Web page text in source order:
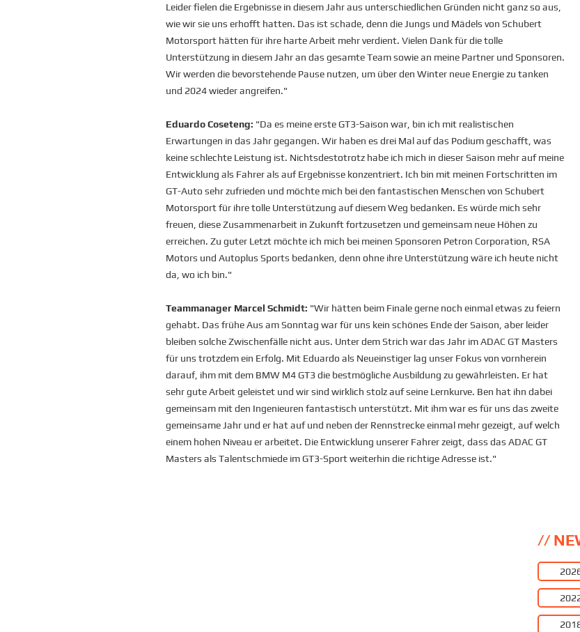
Leider fielen die Ergebnisse in diesem Jahr aus unterschiedlichen Gründen nicht ganz so aus,
wie wir sie uns erhofft hatten. Das ist schade, denn die Jungs und Mädels von Schubert
Motorsport hätten für ihre harte Arbeit mehr verdient. Vielen Dank für die tolle
Unterstützung in diesem Jahr an das gesamte Team sowie an meine Partner und Sponsoren.
Wir werden die bevorstehende Pause nutzen, um über den Winter neue Energie zu tanken
und 2024 wieder angreifen."
Eduardo Coseteng: "Da es meine erste GT3-Saison war, bin ich mit realistischen
Erwartungen in das Jahr gegangen. Wir haben es drei Mal auf das Podium geschafft, was
keine schlechte Leistung ist. Nichtsdestotrotz habe ich mich in dieser Saison mehr auf meine
Entwicklung als Fahrer als auf Ergebnisse konzentriert. Ich bin mit meinen Fortschritten im
GT-Auto sehr zufrieden und möchte mich bei den fantastischen Menschen von Schubert
Motorsport für ihre tolle Unterstützung auf diesem Weg bedanken. Es würde mich sehr
freuen, diese Zusammenarbeit in Zukunft fortzusetzen und gemeinsam neue Höhen zu
erreichen. Zu guter Letzt möchte ich mich bei meinen Sponsoren Petron Corporation, RSA
Motors und Autoplus Sports bedanken, denn ohne ihre Unterstützung wäre ich heute nicht
da, wo ich bin."
Teammanager Marcel Schmidt: "Wir hätten beim Finale gerne noch einmal etwas zu feiern
gehabt. Das frühe Aus am Sonntag war für uns kein schönes Ende der Saison, aber leider
bleiben solche Zwischenfälle nicht aus. Unter dem Strich war das Jahr im ADAC GT Masters
für uns trotzdem ein Erfolg. Mit Eduardo als Neueinstiger lag unser Fokus von vornherein
darauf, ihm mit dem BMW M4 GT3 die bestmögliche Ausbildung zu gewährleisten. Er hat
sehr gute Arbeit geleistet und wir sind wirklich stolz auf seine Lernkurve. Ben hat ihn dabei
gemeinsam mit den Ingenieuren fantastisch unterstützt. Mit ihm war es für uns das zweite
gemeinsame Jahr und er hat auf und neben der Rennstrecke einmal mehr gezeigt, auf welch
einem hohen Niveau er arbeitet. Die Entwicklung unserer Fahrer zeigt, dass das ADAC GT
Masters als Talentschmiede im GT3-Sport weiterhin die richtige Adresse ist."